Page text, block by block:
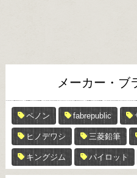
メーカー・ブ
ペノン fabrepublic
ヒノデワシ 三菱鉛筆
キングジム パイロット